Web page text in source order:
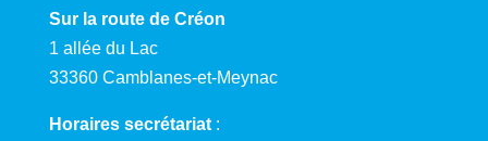
Sur la route de Créon
1 allée du Lac
33360 Camblanes-et-Meynac
Horaires secrétariat: